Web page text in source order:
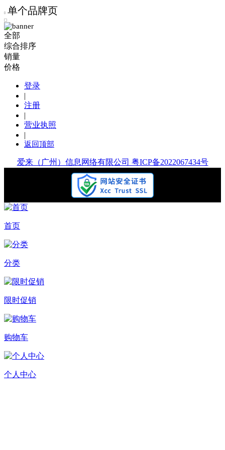
单个品牌页
全部
综合排序
销量
价格
登录
|
注册
|
营业执照
|
返回顶部
爱来（广州）信息网络有限公司 粤ICP备2022067434号
首页
分类
限时促销
购物车
个人中心